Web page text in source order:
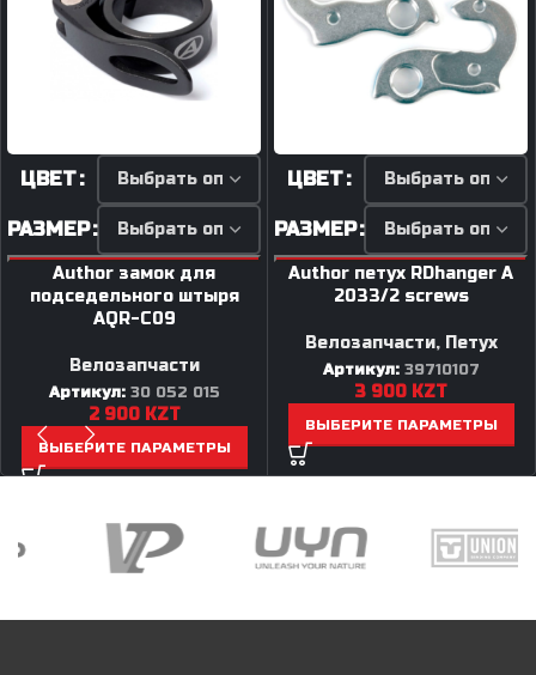
ЦВЕТ
РАЗМЕР
Author замок для
подседельного штыря
AQR-C09
Велозапчасти
Артикул: 30 052 015
2 900 KZT
ВЫБЕРИТЕ ПАРАМЕТРЫ
ЦВЕТ
РАЗМЕР
Author петух RDhanger A
2033/2 screws
Велозапчасти, Петух
Артикул: 39710107
3 900 KZT
ВЫБЕРИТЕ ПАРАМЕТРЫ